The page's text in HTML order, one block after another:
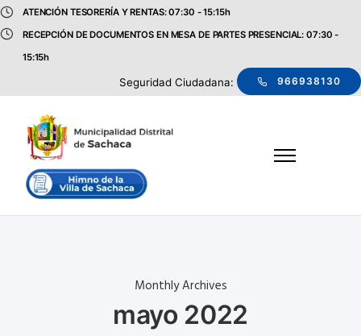
ATENCIÓN TESORERÍA Y RENTAS: 07:30 - 15:15h
RECEPCIÓN DE DOCUMENTOS EN MESA DE PARTES PRESENCIAL: 07:30 -
15:15h
Seguridad Ciudadana: 966938130
Monthly Archives
mayo 2022